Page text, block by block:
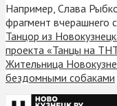
Например, Слава
фрагмент вчерашнего
Танцор из
проекта «Танцы на
Жительница
бездомными собаками